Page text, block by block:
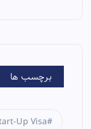
برچسب ها
Up Visa